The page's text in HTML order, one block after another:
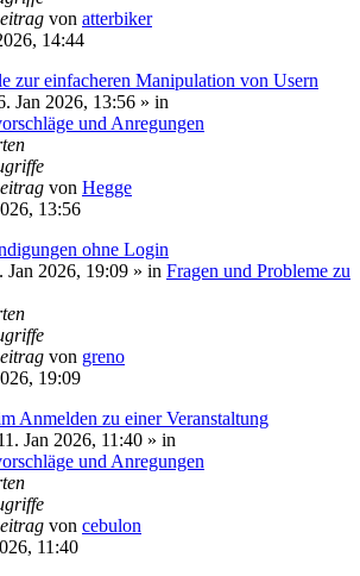
von atterbiker
14:44
zur einfacheren Manipulation von Usern
Jan 2026, 13:56 » in
und Anregungen
von Hegge
13:56
ohne Login
Jan 2026, 19:09 » in Fragen und Probleme zu
von greno
19:09
Anmelden zu einer Veranstaltung
Jan 2026, 11:40 » in
und Anregungen
von cebulon
11:40